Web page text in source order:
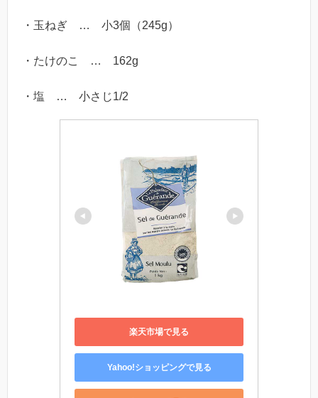
・玉ねぎ … 小3個（245g）
・たけのこ … 162g
・塩 … 小さじ1/2
楽天市場で見る
Yahoo!ショッピングで見る